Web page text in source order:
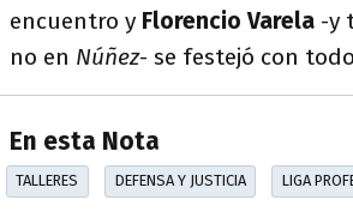
encuentro y Florencio Varela -y
no en Núñez- se festejó con
En esta Nota
TALLERES DEFENSA Y JUSTICIA LIGA